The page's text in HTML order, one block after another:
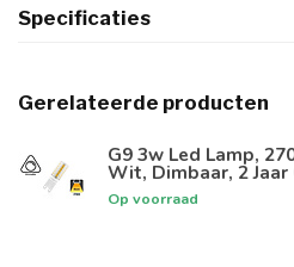
Specificaties
Gerelateerde producten
G9 3w Led Lamp,
Wit, Dimbaar, 2
Op voorraad